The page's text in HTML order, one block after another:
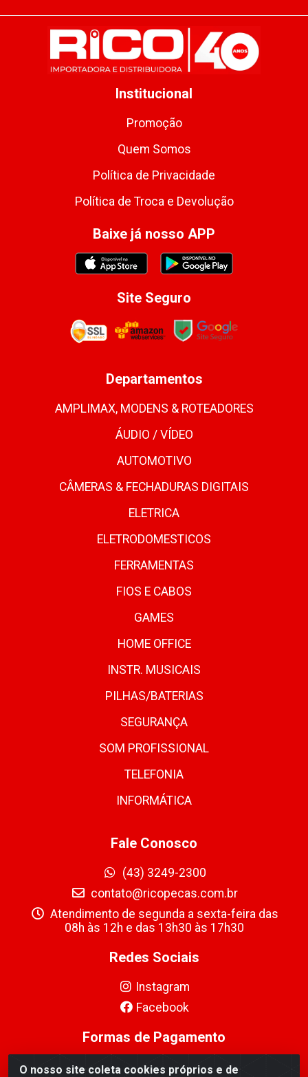
O nosso site coleta cookies próprios e de
Institucional
Promoção
Quem Somos
Política de Privacidade
Política de Troca e Devolução
Baixe já nosso APP
Site Seguro
Departamentos
AMPLIMAX, MODENS & ROTEADORES
ÁUDIO / VÍDEO
AUTOMOTIVO
CÂMERAS & FECHADURAS DIGITAIS
ELETRICA
ELETRODOMESTICOS
FERRAMENTAS
FIOS E CABOS
GAMES
HOME OFFICE
INSTR. MUSICAIS
PILHAS/BATERIAS
SEGURANÇA
SOM PROFISSIONAL
TELEFONIA
INFORMÁTICA
Fale Conosco
(43) 3249-2300
contato@ricopecas.com.br
Atendimento de segunda a sexta-feira das
08h às 12h e das 13h30 às 17h30
Redes Sociais
Instagram
Facebook
Formas de Pagamento